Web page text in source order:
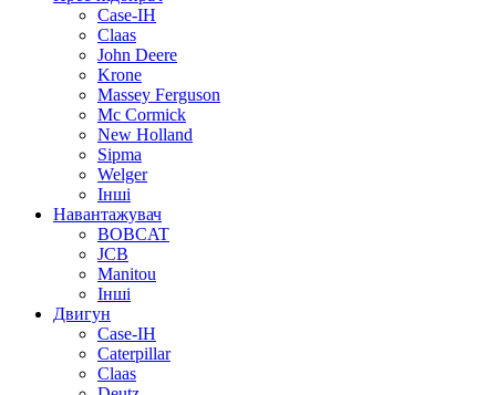
Case-IH
Claas
John Deere
Krone
Massey Ferguson
Mc Cormick
New Holland
Sipma
Welger
Інші
Навантажувач
BOBCAT
JCB
Manitou
Інші
Двигун
Case-IH
Caterpillar
Claas